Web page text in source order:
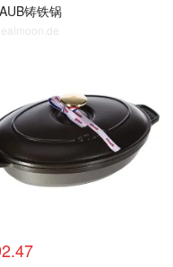
铸铁锅